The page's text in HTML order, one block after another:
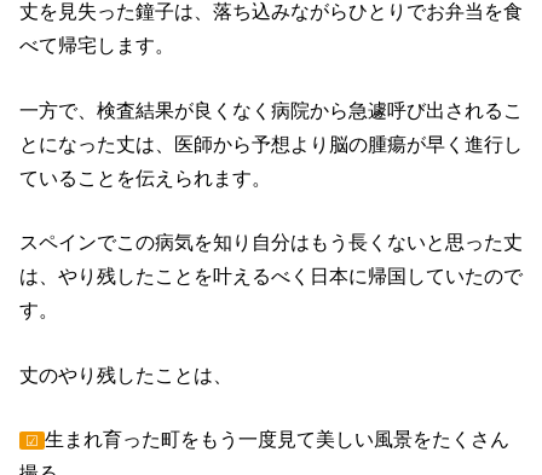
丈を見失った鐘子は、落ち込みながらひとりでお弁当を食
べて帰宅します。
一方で、検査結果が良くなく病院から急遽呼び出されるこ
とになった丈は、医師から予想より脳の腫瘍が早く進行し
ていることを伝えられます。
スペインでこの病気を知り自分はもう長くないと思った丈
は、やり残したことを叶えるべく日本に帰国していたので
す。
丈のやり残したことは、
☑ 生まれ育った町をもう一度見て美しい風景をたくさん